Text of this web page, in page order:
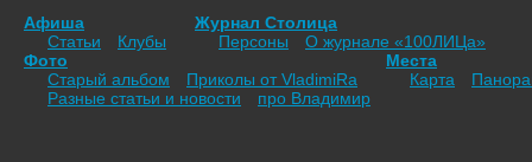
Афиша
Статьи
Клубы
Журнал Столица
Персоны
О журнале «100ЛИЦа»
Фото
Старый альбом
Приколы от VladimiRа
Места
Карта
Разные статьи и новости
про Владимир